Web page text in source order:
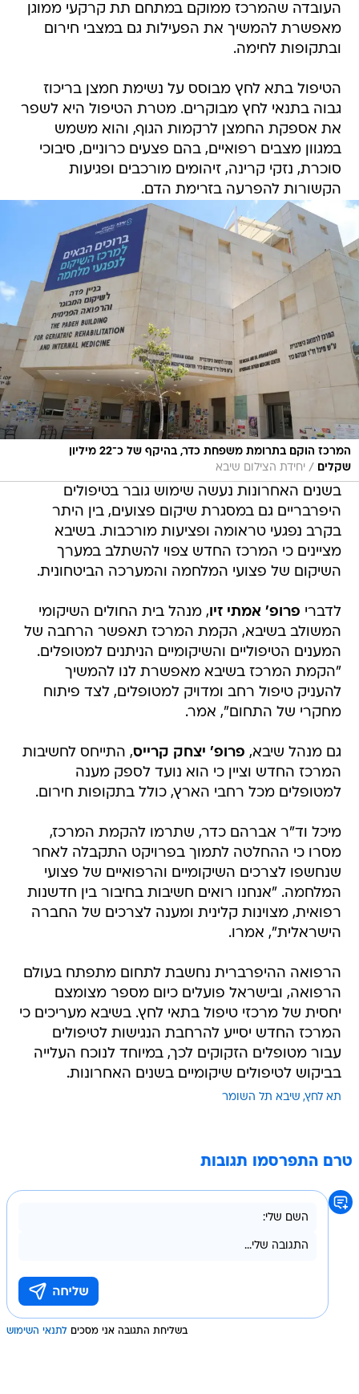
העובדה שהמרכז ממוקם במתחם תת קרקעי ממוגן
מאפשרת להמשיך את הפעילות גם במצבי חירום
ובתקופות לחימה.
הטיפול בתא לחץ מבוסס על נשימת חמצן בריכוז
גבוה בתנאי לחץ מבוקרים. מטרת הטיפול היא לשפר
את אספקת החמצן לרקמות הגוף, והוא משמש
במגוון מצבים רפואיים, בהם פצעים כרוניים, סיבוכי
סוכרת, נזקי קרינה, זיהומים מורכבים ופגיעות
הקשורות להפרעה בזרימת הדם.
המרכז הוקם בתרומת משפחת כדר, בהיקף של כ־22 מיליון
שקלים
/ יחידת הצילום שיבא
בשנים האחרונות נעשה שימוש גובר בטיפולים
היפרבריים גם במסגרת שיקום פצועים, בין היתר
בקרב נפגעי טראומה ופציעות מורכבות. בשיבא
מציינים כי המרכז החדש צפוי להשתלב במערך
השיקום של פצועי המלחמה והמערכה הביטחונית.
לדברי פרופ' אמתי זיו, מנהל בית החולים השיקומי
המשולב בשיבא, הקמת המרכז תאפשר הרחבה של
המענים הטיפוליים והשיקומיים הניתנים למטופלים.
"הקמת המרכז בשיבא מאפשרת לנו להמשיך
להעניק טיפול רחב ומדויק למטופלים, לצד פיתוח
מחקרי של התחום", אמר.
גם מנהל שיבא, פרופ' יצחק קרייס, התייחס לחשיבות
המרכז החדש וציין כי הוא נועד לספק מענה
למטופלים מכל רחבי הארץ, כולל בתקופות חירום.
מיכל וד"ר אברהם כדר, שתרמו להקמת המרכז,
מסרו כי ההחלטה לתמוך בפרויקט התקבלה לאחר
שנחשפו לצרכים השיקומיים והרפואיים של פצועי
המלחמה. "אנחנו רואים חשיבות בחיבור בין חדשנות
רפואית, מצוינות קלינית ומענה לצרכים של החברה
הישראלית", אמרו.
הרפואה ההיפרברית נחשבת לתחום מתפתח בעולם
הרפואה, ובישראל פועלים כיום מספר מצומצם
יחסית של מרכזי טיפול בתאי לחץ. בשיבא מעריכים כי
המרכז החדש יסייע להרחבת הנגישות לטיפולים
עבור מטופלים הזקוקים לכך, במיוחד לנוכח העלייה
בביקוש לטיפולים שיקומיים בשנים האחרונות.
תא לחץ שיבא תל השומר
טרם התפרסמו תגובות
בשליחת התגובה אני מסכים לתנאי השימוש